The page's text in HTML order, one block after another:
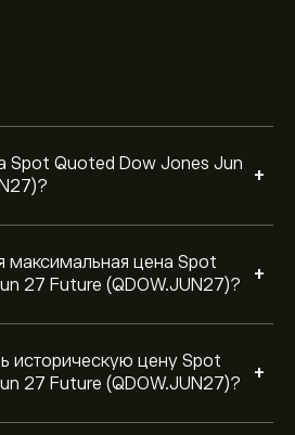
Spot Quoted Dow Jones Jun
+
максимальная цена Spot
27 Future (QDOW.JUN27)?
+
историческую цену Spot
27 Future (QDOW.JUN27)?
+
27 Future (QDOW.JUN27) вы
Вы также можете разместить
по определенной